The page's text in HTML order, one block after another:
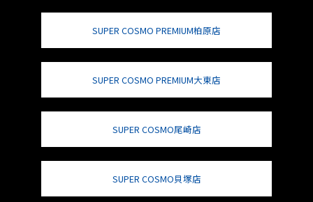
SUPER COSMO PREMIUM柏原店
SUPER COSMO PREMIUM大東店
SUPER COSMO尾崎店
SUPER COSMO貝塚店